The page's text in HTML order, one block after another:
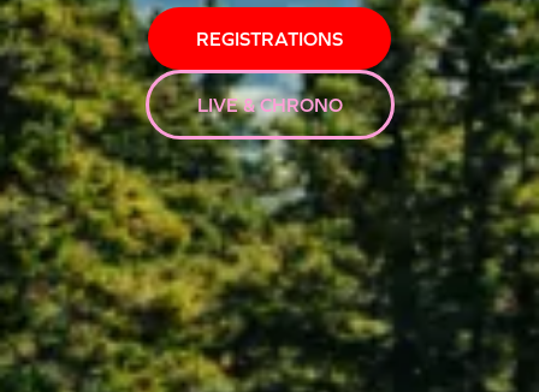
REGISTRATIONS
LIVE & CHRONO